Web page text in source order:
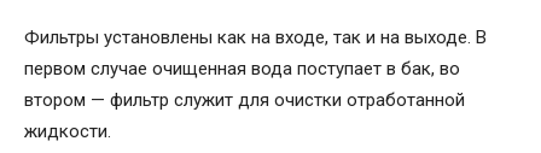
Фильтры установлены как на входе, так и на выходе. В
первом случае очищенная вода поступает в бак, во
втором — фильтр служит для очистки отработанной
жидкости.